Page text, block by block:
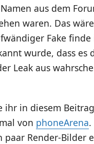
aus dem
waren. Das
Fake finde
wurde, dass es
Leak aus
ihr in diesem
von phoneArena
paar Render-Bilder